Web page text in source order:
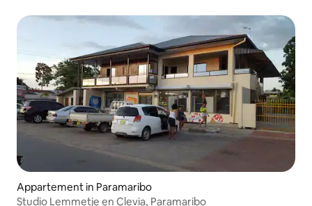
Appartement in Paramaribo
Studio Lemmetje en Clevia, Paramaribo